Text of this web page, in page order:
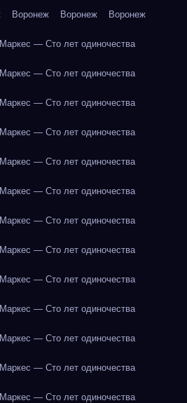
Воронеж Воронеж Воронеж
— Сто лет одиночества
— Сто лет одиночества
— Сто лет одиночества
— Сто лет одиночества
— Сто лет одиночества
— Сто лет одиночества
— Сто лет одиночества
— Сто лет одиночества
— Сто лет одиночества
— Сто лет одиночества
— Сто лет одиночества
— Сто лет одиночества
— Сто лет одиночества